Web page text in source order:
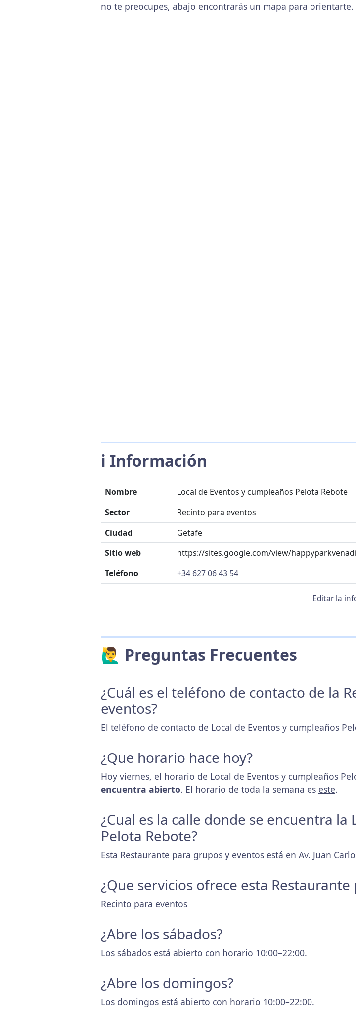
no te preocupes, abajo encontrarás un mapa para orientarte.
ℹ️ Información
Nombre
Local de Eventos y cumpleaños Pelota Rebote
Sector
Recinto para eventos
Ciudad
Getafe
Sitio web
https://sites.google.com/view/
Teléfono
+34 627 06 43 54
Editar la
🙋‍♂️ Preguntas Frecuentes
¿Cuál es el teléfono de contacto de la
eventos?
El teléfono de contacto de Local de Eventos y cumpleaños
¿Que horario hace hoy?
Hoy viernes, el horario de Local de Eventos y cumpleaños
encuentra abierto. El horario de toda la semana es este.
¿Cual es la calle donde se encuentra
Pelota Rebote?
Esta Restaurante para grupos y eventos está en Av. Juan
¿Que servicios ofrece esta
Recinto para eventos
¿Abre los sábados?
Los sábados está abierto con horario 10:00–22:00.
¿Abre los domingos?
Los domingos está abierto con horario 10:00–22:00.